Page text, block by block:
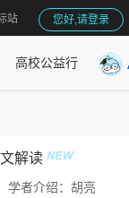
站 您好,请登录
高校公益行
解读
学者介绍：胡亮